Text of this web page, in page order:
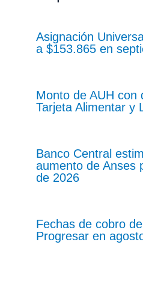
Asignación
a $153.865 en
Monto de AUH con
Tarjeta Alimentar y
Banco Central
aumento de Anses
de 2026
Fechas de cobro
Progresar en